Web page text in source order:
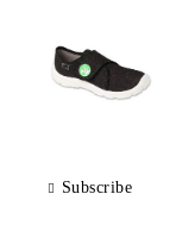
Subscribe